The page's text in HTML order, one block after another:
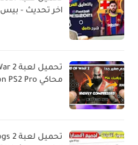
اخر تحديث - بيس 2021 موبايل
محاكي Damon PS2 Pro مع روابط التحميل